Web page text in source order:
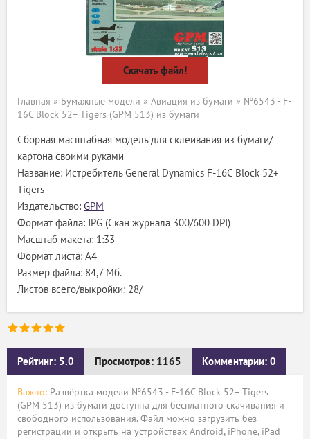
Скачать файл!
Главная » Бумажные модели » Авиация из бумаги » №6543 - F-
16C Block 52+ Tigers (GPM 513) из бумаги
Сборная масштабная модель для склеивания из бумаги/
картона своими руками
Название: Истребитель General Dynamics F-16C Block 52+
Tigers
Издательство: GPM
Формат файла: JPG (Скан журнала 300/600 DPI)
Масштаб макета: 1:33
Формат листа: А4
Размер файла: 84,7 Мб.
Листов всего/выкройки: 28/
Рейтинг: 5.0 Просмотров: 1165 Комментарии: 0
Важно: Развёртка модели №6543 - F-16C Block 52+ Tigers
(GPM 513) из бумаги доступна для бесплатного скачивания и
свободного использования. Файл можно загрузить без
регистрации и открыть на устройствах Android, iPhone, iPad